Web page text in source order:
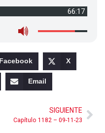
66:17
Facebook X
Email
SIGUIENTE
Capítulo 1182 – 09-11-23